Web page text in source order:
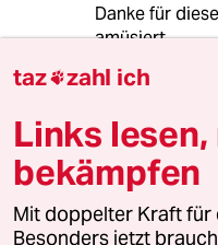
Danke für
amüsiert.
In einem
sich die
auch mal
Wieso darf
nicht auch mal
Kamera
Liegt es etwa
taz zahl ich
Links
bekämpfen
Mit doppelter Kraft für
Besonders jetzt